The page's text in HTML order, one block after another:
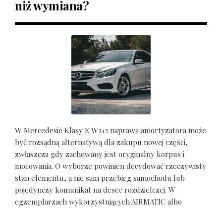
niż wymiana?
W Mercedesie Klasy E W212 naprawa amortyzatora może
być rozsądną alternatywą dla zakupu nowej części,
zwłaszcza gdy zachowany jest oryginalny korpus i
mocowania. O wyborze powinien decydować rzeczywisty
stan elementu, a nie sam przebieg samochodu lub
pojedynczy komunikat na desce rozdzielczej. W
egzemplarzach wykorzystujących AIRMATIC albo